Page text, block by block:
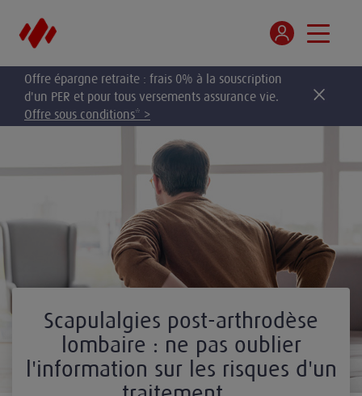
Offre épargne retraite : frais 0% à la souscription
d'un PER et pour tous versements assurance vie.
Offre sous conditions* >
Scapulalgies post-arthrodèse
lombaire : ne pas oublier
l'information sur les risques d'un